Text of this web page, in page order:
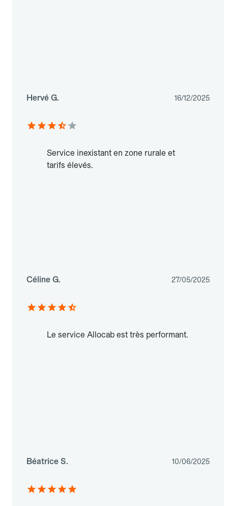
Hervé G. 16/12/2025
Service inexistant en zone rurale et
tarifs élevés.
Céline G. 27/05/2025
Le service Allocab est très performant.
Béatrice S. 10/06/2025